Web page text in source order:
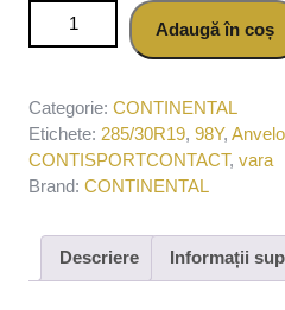
Cantitate Anvelopa vara
CONTISPORTCONTACT 5P
Adaugă în coș
Categorie: CONTINENTAL
Etichete: 285/30R19, 98Y,
CONTISPORTCONTACT, vara
Brand: CONTINENTAL
Descriere Informații